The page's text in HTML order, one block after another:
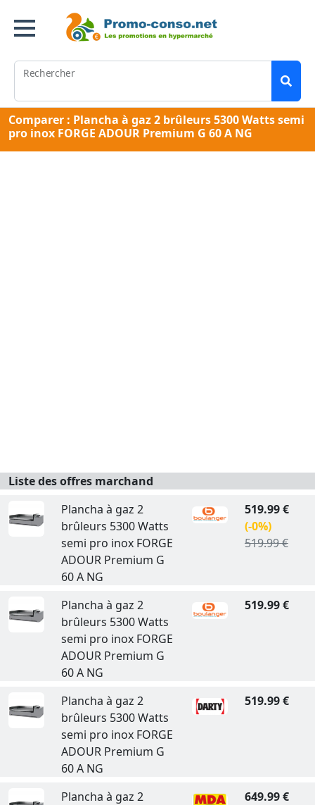
Rechercher
Comparer : Plancha à gaz 2 brûleurs 5300 Watts semi
pro inox FORGE ADOUR Premium G 60 A NG
Liste des offres marchand
Plancha à gaz 2
brûleurs 5300 Watts
semi pro inox FORGE
ADOUR Premium G
60 A NG
519.99 €
(-0%)
519.99 €
Plancha à gaz 2
brûleurs 5300 Watts
semi pro inox FORGE
ADOUR Premium G
60 A NG
519.99 €
Plancha à gaz 2
brûleurs 5300 Watts
semi pro inox FORGE
ADOUR Premium G
60 A NG
519.99 €
Plancha à gaz 2
649.99 €